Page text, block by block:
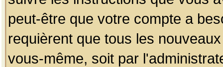
peut-être que votre compte a
requièrent que tous les
vous-même, soit par